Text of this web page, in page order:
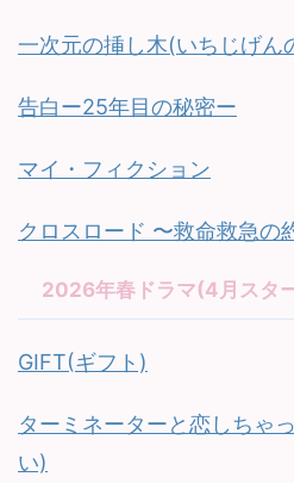
一次元の挿し木(いちじげん
告白ー25年目の秘密ー
マイ・フィクション
クロスロード 〜救命救急の
2026年春ドラマ(4月スタ
GIFT(ギフト)
ターミネーターと恋しちゃ
い)